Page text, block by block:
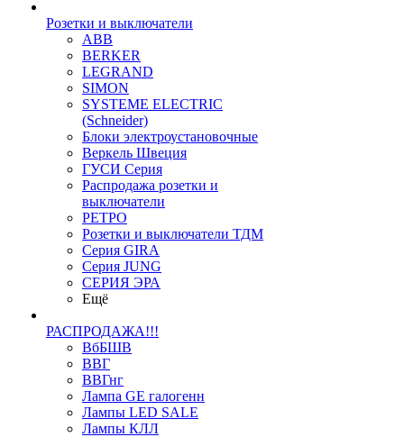
Розетки и выключатели
ABB
BERKER
LEGRAND
SIMON
SYSTEME ELECTRIC
(Schneider)
Блоки электроустановочные
Веркель Швеция
ГУСИ Серия
Распродажа розетки и
выключатели
РЕТРО
Розетки и выключатели ТДМ
Серия GIRA
Серия JUNG
СЕРИЯ ЭРА
Ещё
РАСПРОДАЖА!!!
ВбБШВ
ВВГ
ВВГнг
Лампа GE галогенн
Лампы LED SALE
Лампы КЛЛ